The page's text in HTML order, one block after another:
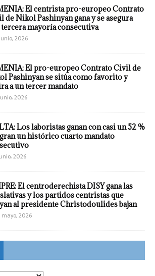
El centrista pro-europeo Contrato
de Nikol Pashinyan gana y se asegura
tercera mayoría consecutiva
2026
El pro-europeo Contrato Civil de
Pashinyan se sitúa como favorito y
a un tercer mandato
2026
Los laboristas ganan con casi un 52 %
un histórico cuarto mandato
2026
El centroderechista DISY gana las
y los partidos centristas que
al presidente Christodoulides bajan
mayo, 2026